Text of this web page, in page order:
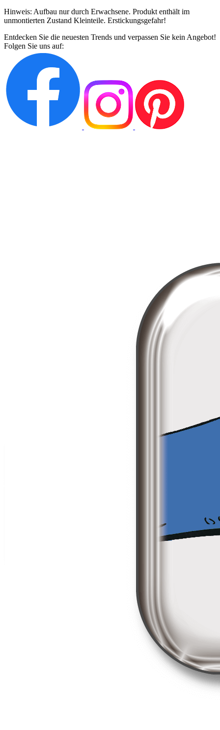
Hinweis: Aufbau nur durch Erwachsene. Produkt enthält im
unmontierten Zustand Kleinteile. Erstickungsgefahr!
Entdecken Sie die neuesten Trends und verpassen Sie kein Angebot!
Folgen Sie uns auf: